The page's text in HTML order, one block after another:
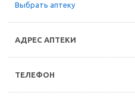
Выбрать аптеку